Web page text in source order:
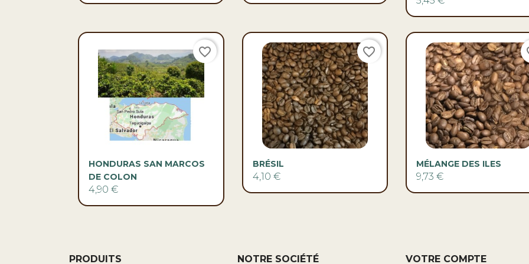
Aperçu rapide
HONDURAS SAN MARCOS
DE COLON
4,90 €
favorite_border

BRÉSIL
4,10 €
favorite_border
Aperçu rapide
MÉLANGE DES ILES
9,73 €
PRODUITS NOTRE SOCIÉTÉ VOTRE COMPTE